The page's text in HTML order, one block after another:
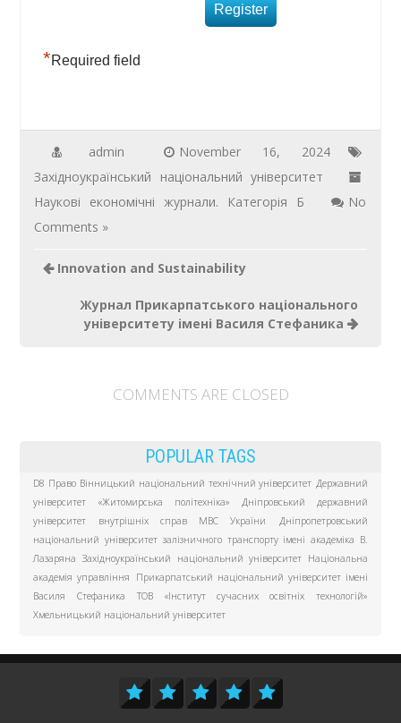
*Required field
admin
November 16, 2024
Західноукраїнський національний університет
Наукові економічні журнали. Категорія Б
No
Comments »
Innovation and Sustainability
Журнал Прикарпатського національного
університету імені Василя Стефаника
COMMENTS ARE CLOSED
POPULAR TAGS
D8 Право Вінницький національний технічний університет Державний
університет «Житомирська політехніка»
Дніпровський державний
університет внутрішніх справ МВС України
Дніпропетровський
національний університет залізничного транспорту імені академіка В.
Лазаряна
Західноукраїнський національний університет
Національна
академія управління
Прикарпатський національний університет імені
Василя Стефаника
ТОВ «Інститут сучасних освітніх технологій»
Хмельницький національний університет